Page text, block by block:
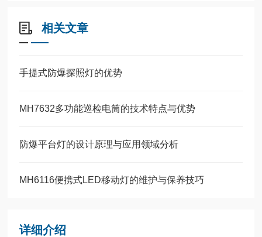
相关文章
手提式防爆探照灯的优势
MH7632多功能巡检电筒的技术特点与优势
防爆平台灯的设计原理与应用领域分析
MH6116便携式LED移动灯的维护与保养技巧
详细介绍